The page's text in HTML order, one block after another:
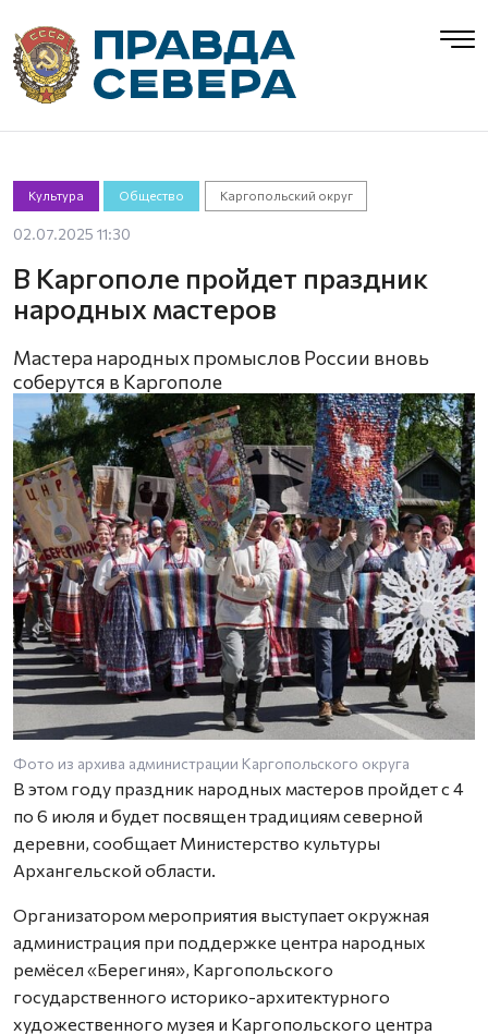
Культура Общество Каргопольский округ
02.07.2025 11:30
В Каргополе пройдет праздник
народных мастеров
Мастера народных промыслов России вновь
соберутся в Каргополе
Фото из архива администрации Каргопольского округа
В этом году праздник народных мастеров пройдет с 4
по 6 июля и будет посвящен традициям северной
деревни, сообщает Министерство культуры
Архангельской области.
Организатором мероприятия выступает окружная
администрация при поддержке центра народных
ремёсел «Берегиня», Каргопольского
государственного историко-архитектурного
художественного музея и Каргопольского центра